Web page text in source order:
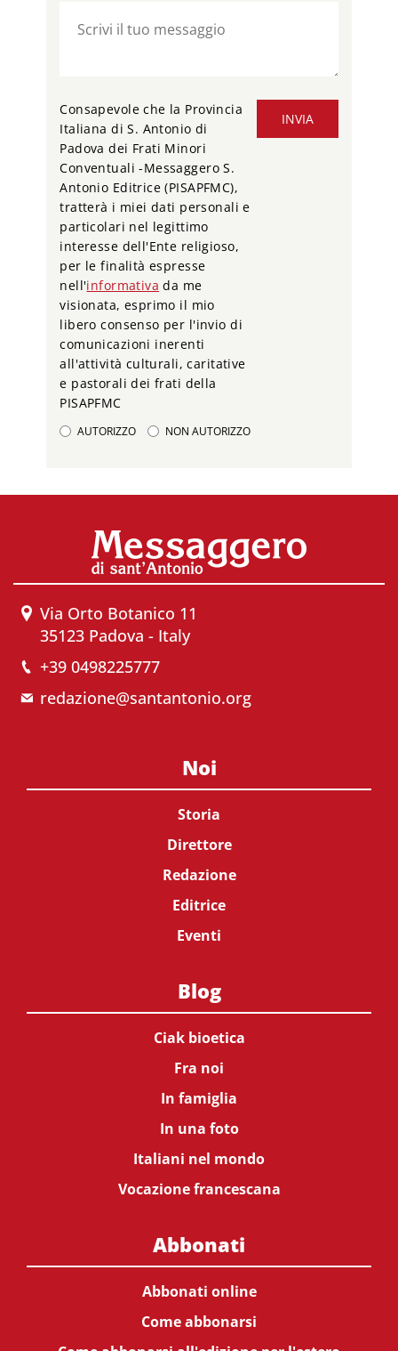
INVIA
Consapevole che la Provincia
Italiana di S. Antonio di
Padova dei Frati Minori
Conventuali -Messaggero S.
Antonio Editrice (PISAPFMC),
tratterà i miei dati personali e
particolari nel legittimo
interesse dell'Ente religioso,
per le finalità espresse
nell'informativa da me
visionata, esprimo il mio
libero consenso per l'invio di
comunicazioni inerenti
all'attività culturali, caritative
e pastorali dei frati della
PISAPFMC
AUTORIZZO NON AUTORIZZO
Via Orto Botanico 11
35123 Padova - Italy
+39 0498225777
redazione@santantonio.org
Noi
Storia
Direttore
Redazione
Editrice
Eventi
Blog
Ciak bioetica
Fra noi
In famiglia
In una foto
Italiani nel mondo
Vocazione francescana
Abbonati
Abbonati online
Come abbonarsi